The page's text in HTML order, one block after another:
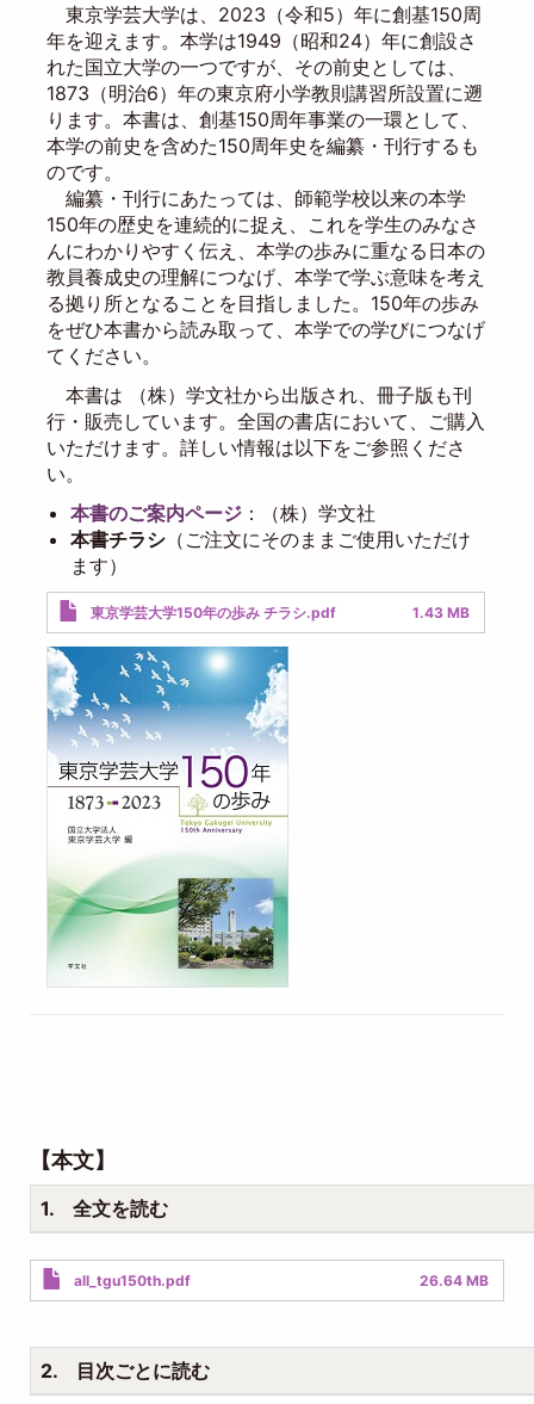
東京学芸大学は、2023（令和5）年に創基150周
年を迎えます。本学は1949（昭和24）年に創設さ
れた国立大学の一つですが、その前史としては、
1873（明治6）年の東京府小学教則講習所設置に遡
ります。本書は、創基150周年事業の一環として、
本学の前史を含めた150周年史を編纂・刊行するも
のです。
編纂・刊行にあたっては、師範学校以来の本学
150年の歴史を連続的に捉え、これを学生のみなさ
んにわかりやすく伝え、本学の歩みに重なる日本の
教員養成史の理解につなげ、本学で学ぶ意味を考え
る拠り所となることを目指しました。150年の歩み
をぜひ本書から読み取って、本学での学びにつなげ
てください。
本書は （株）学文社から出版され、冊子版も刊
行・販売しています。全国の書店において、ご購入
いただけます。詳しい情報は以下をご参照くださ
い。
本書のご案内ページ ：（株）学文社
本書チラシ （ご注文にそのままご使用いただけ
ます）
Document
東京学芸大学150年の歩み チラシ.pdf 1.43 MB
Image
【本文】
1. 全文を読む
Document
all_tgu150th.pdf 26.64 MB
2. 目次ごとに読む